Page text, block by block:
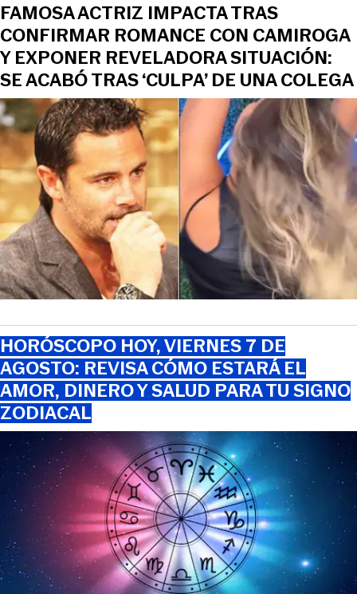
FAMOSA ACTRIZ IMPACTA TRAS
CONFIRMAR ROMANCE CON CAMIROGA
Y EXPONER REVELADORA SITUACIÓN:
SE ACABÓ TRAS ‘CULPA’ DE UNA COLEGA
HORÓSCOPO HOY, VIERNES 7 DE
AGOSTO: REVISA CÓMO ESTARÁ EL
AMOR, DINERO Y SALUD PARA TU SIGNO
ZODIACAL